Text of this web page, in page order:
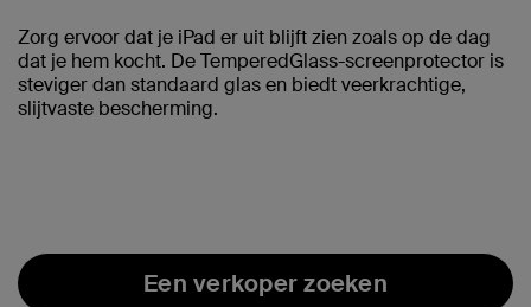
Zorg ervoor dat je iPad er uit blijft zien zoals op de dag
dat je hem kocht. De TemperedGlass-screenprotector is
steviger dan standaard glas en biedt veerkrachtige,
slijtvaste bescherming.
Een verkoper zoeken